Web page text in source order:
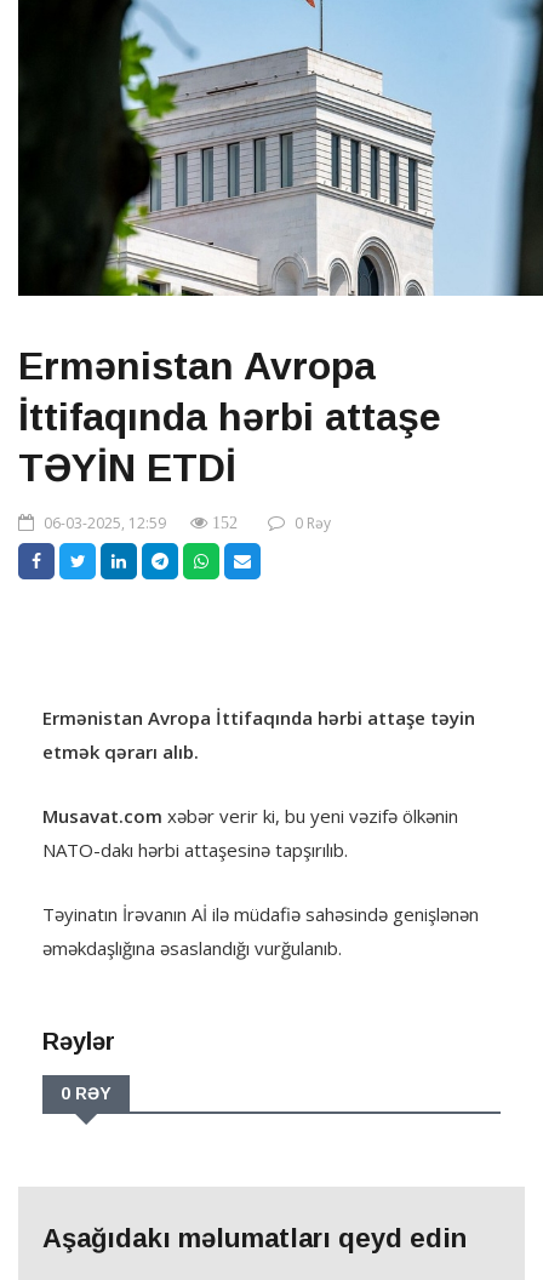
Ermənistan Avropa
İttifaqında hərbi attaşe
TƏYİN ETDİ
06-03-2025, 12:59 152 0 Rəy
Ermənistan Avropa İttifaqında hərbi attaşe təyin
etmək qərarı alıb.
Musavat.com xəbər verir ki, bu yeni vəzifə ölkənin
NATO-dakı hərbi attaşesinə tapşırılıb.
Təyinatın İrəvanın Aİ ilə müdafiə sahəsində genişlənən
əməkdaşlığına əsaslandığı vurğulanıb.
Rəylər
0 RƏY
Aşağıdakı məlumatları qeyd edin